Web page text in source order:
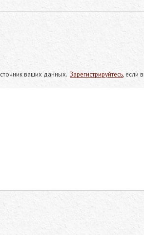
ваших данных. Зарегистрируйтесь, если